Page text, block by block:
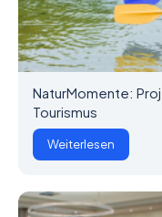
NaturMomente:
Tourismus
Weiterlesen